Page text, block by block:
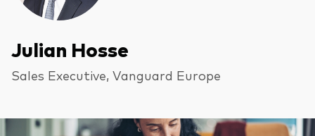
Julian Hosse
Sales Executive, Vanguard Europe